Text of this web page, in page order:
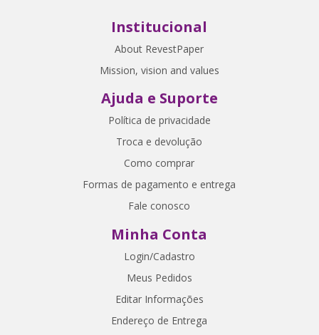
Institucional
About RevestPaper
Mission, vision and values
Ajuda e Suporte
Política de privacidade
Troca e devolução
Como comprar
Formas de pagamento e entrega
Fale conosco
Minha Conta
Login/Cadastro
Meus Pedidos
Editar Informações
Endereço de Entrega